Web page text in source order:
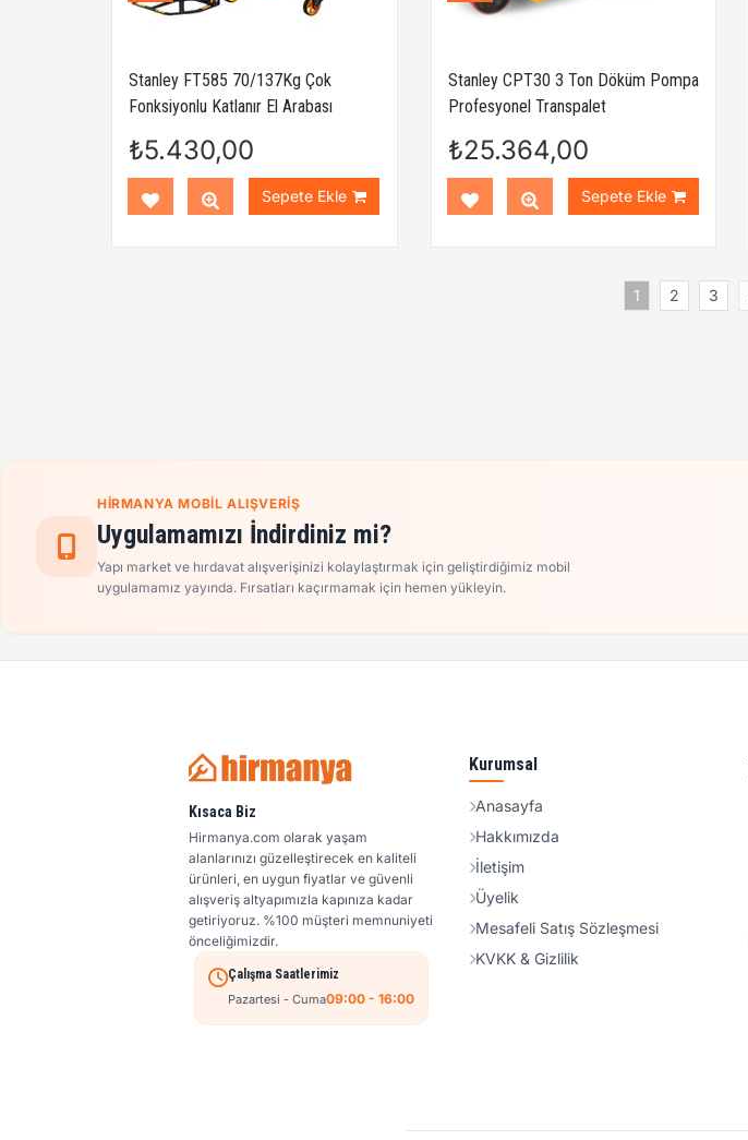
Stanley FT585 70/137Kg Çok
Fonksiyonlu Katlanır El Arabası
₺5.430,00
Sepete Ekle
Stanley CPT30 3 Ton Döküm Pompa
Profesyonel Transpalet
₺25.364,00
Sepete Ekle
1 2 3
HIRMANYA MOBIL ALIŞVERIŞ
Uygulamamızı İndirdiniz mi?
Yapı market ve hırdavat alışverişinizi kolaylaştırmak için geliştirdiğimiz mobil
uygulamamız yayında. Fırsatları kaçırmamak için hemen yükleyin.
Kısaca Biz
Hirmanya.com olarak yaşam
alanlarınızı güzelleştirecek en kaliteli
ürünleri, en uygun fiyatlar ve güvenli
alışveriş altyapımızla kapınıza kadar
getiriyoruz. %100 müşteri memnuniyeti
önceliğimizdir.
Çalışma Saatlerimiz
Pazartesi - Cuma09:00 - 16:00
Kurumsal
Anasayfa
Hakkımızda
İletişim
Üyelik
Mesafeli Satış Sözleşmesi
KVKK & Gizlilik